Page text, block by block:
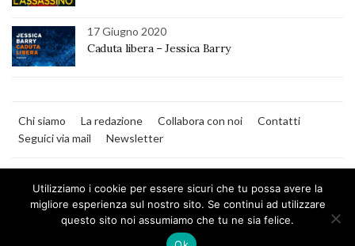
17 Giugno 2020
Caduta libera – Jessica Barry
Chi siamo La redazione Collabora con noi
Contatti
Seguici via mail
Newsletter
MilanoNera
Utilizziamo i cookie per essere sicuri che tu possa avere la
migliore esperienza sul nostro sito. Se continui ad utilizzare
questo sito noi assumiamo che tu ne sia felice.